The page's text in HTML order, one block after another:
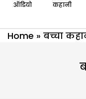
ऑडियो कहानी
Home » बच्चा